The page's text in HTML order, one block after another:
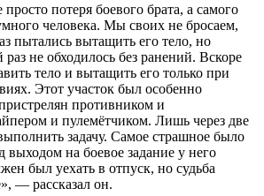
потеря боевого брата, а самого
человека. Мы своих не бросаем,
пытались вытащить его тело, но
не обходилось без ранений. Вскоре
тело и вытащить его только при
Этот участок был особенно
противником и
и пулемётчиком. Лишь через две
задачу. Самое страшное было
выходом на боевое задание у него
был уехать в отпуск, но судьба
— рассказал он.